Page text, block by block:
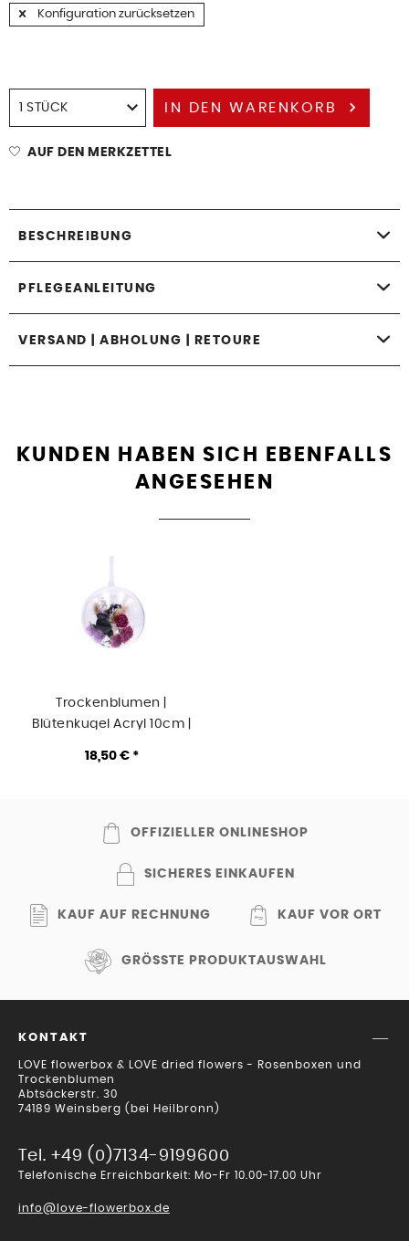
Konfiguration zurücksetzen
IN DEN WARENKORB
AUF DEN MERKZETTEL
BESCHREIBUNG
PFLEGEANLEITUNG
VERSAND | ABHOLUNG | RETOURE
KUNDEN HABEN SICH EBENFALLS
ANGESEHEN
Trockenblumen |
Blütenkugel Acryl 10cm |
18,50 € *
OFFIZIELLER ONLINESHOP
SICHERES EINKAUFEN
KAUF AUF RECHNUNG KAUF VOR ORT
GRÖSSTE PRODUKTAUSWAHL
KONTAKT
LOVE flowerbox & LOVE dried flowers - Rosenboxen und
Trockenblumen
Abtsäckerstr. 30
74189 Weinsberg (bei Heilbronn)
Tel. +49 (0)7134-9199600
Telefonische Erreichbarkeit: Mo-Fr 10.00-17.00 Uhr
info@love-flowerbox.de